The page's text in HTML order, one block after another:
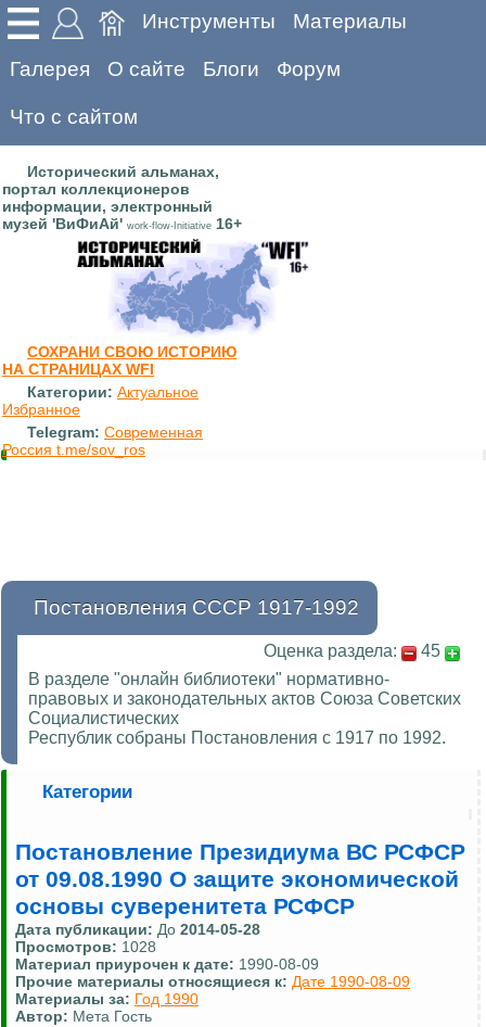
Инструменты Материалы
Галерея О сайте Блоги Форум
Что с сайтом
Исторический альманах,
портал коллекционеров
информации, электронный
музей 'ВиФиАй' work-flow-Initiative 16+
СОХРАНИ СВОЮ ИСТОРИЮ
НА СТРАНИЦАХ WFI
Категории: Актуальное
Избранное
Telegram: Современная
Россия t.me/sov_ros
Постановления СССР 1917-1992
Оценка раздела:
45
В разделе "онлайн библиотеки" нормативно-
правовых и законодательных актов Союза Советских
Социалистических
Республик собраны Постановления с 1917 по 1992.
Категории
Постановление Президиума ВС РСФСР
от 09.08.1990 О защите экономической
основы суверенитета РСФСР
Дата публикации: До 2014-05-28
Просмотров: 1028
Материал приурочен к дате: 1990-08-09
Прочие материалы относящиеся к: Дате 1990-08-09
Материалы за: Год 1990
Автор: Мета Гость